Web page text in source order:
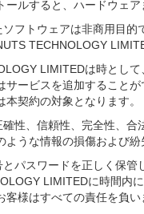
ールすると、ハードウェ
フトウェアは非商用目
TECHNOLOGY
LIMITEDは時とし
サービスを追加すること
契約の対象となります。
性、信頼性、完全性、
ような情報の損傷および
パスワードを正しく保
LIMITEDに時間内
客様はすべての責任を負い